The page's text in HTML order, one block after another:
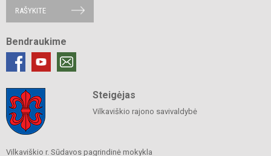
RAŠYKITE
Bendraukime
Steigėjas
Vilkaviškio rajono savivaldybė
Vilkaviškio r. Sūdavos pagrindinė mokykla